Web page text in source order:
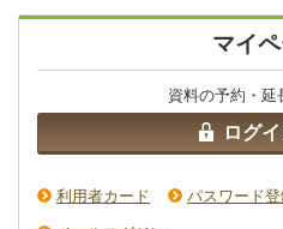
マイ
資料の予約・延
ログ
利用者カード パスワード